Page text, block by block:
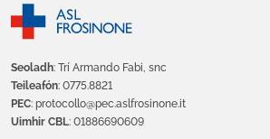
Seoladh: Trí Armando Fabi, snc
Teileafón: 0775.8821
PEC: protocollo@pec.aslfrosinone.it
Uimhir CBL: 01886690609